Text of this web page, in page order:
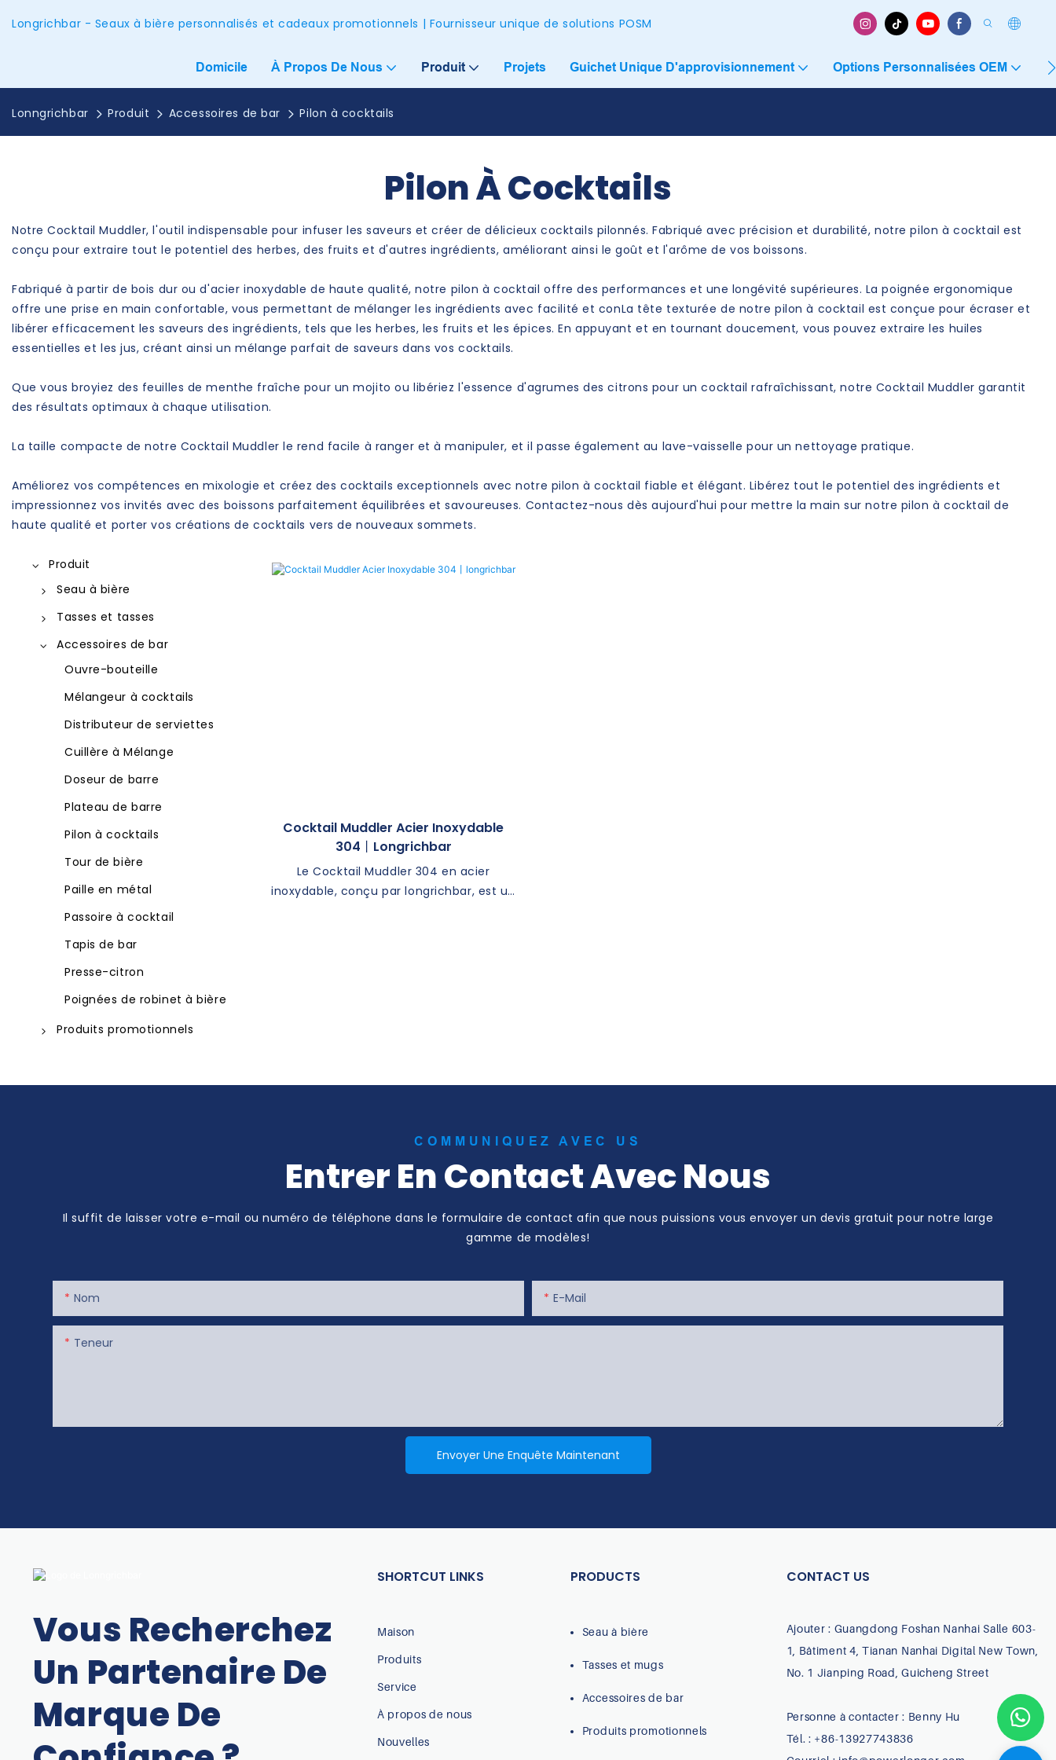
Longrichbar - Seaux à bière personnalisés et cadeaux promotionnels | Fournisseur unique de solutions POSM
Domicile À Propos De Nous Produit Projets Guichet Unique D'approvisionnement Options Personnalisées OEM
Lonngrichbar Produit Accessoires de bar Pilon à cocktails
Pilon À Cocktails
Notre Cocktail Muddler, l'outil indispensable pour infuser les saveurs et créer de délicieux cocktails pilonnés. Fabriqué avec précision et durabilité, notre pilon à cocktail est
conçu pour extraire tout le potentiel des herbes, des fruits et d'autres ingrédients, améliorant ainsi le goût et l'arôme de vos boissons.
Fabriqué à partir de bois dur ou d'acier inoxydable de haute qualité, notre pilon à cocktail offre des performances et une longévité supérieures. La poignée ergonomique
offre une prise en main confortable, vous permettant de mélanger les ingrédients avec facilité et conLa tête texturée de notre pilon à cocktail est conçue pour écraser et
libérer efficacement les saveurs des ingrédients, tels que les herbes, les fruits et les épices. En appuyant et en tournant doucement, vous pouvez extraire les huiles
essentielles et les jus, créant ainsi un mélange parfait de saveurs dans vos cocktails.
Que vous broyiez des feuilles de menthe fraîche pour un mojito ou libériez l'essence d'agrumes des citrons pour un cocktail rafraîchissant, notre Cocktail Muddler garantit
des résultats optimaux à chaque utilisation.
La taille compacte de notre Cocktail Muddler le rend facile à ranger et à manipuler, et il passe également au lave-vaisselle pour un nettoyage pratique.
Améliorez vos compétences en mixologie et créez des cocktails exceptionnels avec notre pilon à cocktail fiable et élégant. Libérez tout le potentiel des ingrédients et
impressionnez vos invités avec des boissons parfaitement équilibrées et savoureuses. Contactez-nous dès aujourd'hui pour mettre la main sur notre pilon à cocktail de
haute qualité et porter vos créations de cocktails vers de nouveaux sommets.
Produit
Seau à bière
Seau à bière galvanisé
Seau à bière en étain
Seau à bière en plastique
Seau à glace en acier
inoxydable
Seau à bière à DEL
Tasses et tasses
Tasses en aluminium
Tasse en acier inoxydable
Tasse en acier inoxydable
Coupe de bière
Gobelets en plastique
Accessoires de bar
Ouvre-bouteille
Mélangeur à cocktails
Distributeur de serviettes
Cuillère à Mélange
Doseur de barre
Plateau de barre
Pilon à cocktails
Tour de bière
Paille en métal
Passoire à cocktail
Tapis de bar
Presse-citron
Poignées de robinet à bière
Produits promotionnels
Fournitures d'entreprise
Cocktail Muddler Acier Inoxydable
304丨longrichbar
Le Cocktail Muddler 304 en acier
inoxydable, conçu par longrichbar, est un
COMMUNIQUEZ AVEC US
Entrer En Contact Avec Nous
Il suffit de laisser votre e-mail ou numéro de téléphone dans le formulaire de contact afin que nous puissions vous envoyer un devis gratuit pour notre large
gamme de modèles!
Nom E-Mail
Teneur
Envoyer Une Enquête Maintenant
Vous Recherchez
Un Partenaire De
Marque De
SHORTCUT LINKS
Maison
Produits
Service
À propos de nous
Nouvelles
PRODUCTS
Seau à bière
Tasses et mugs
Accessoires de bar
Produits promotionnels
CONTACT US
Ajouter : Guangdong Foshan Nanhai Salle 603-
1, Bâtiment 4, Tianan Nanhai Digital New Town,
No. 1 Jianping Road, Guicheng Street
Personne à contacter : Benny Hu
Tél. : +86-13927743836